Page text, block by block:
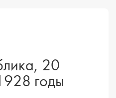
20
годы